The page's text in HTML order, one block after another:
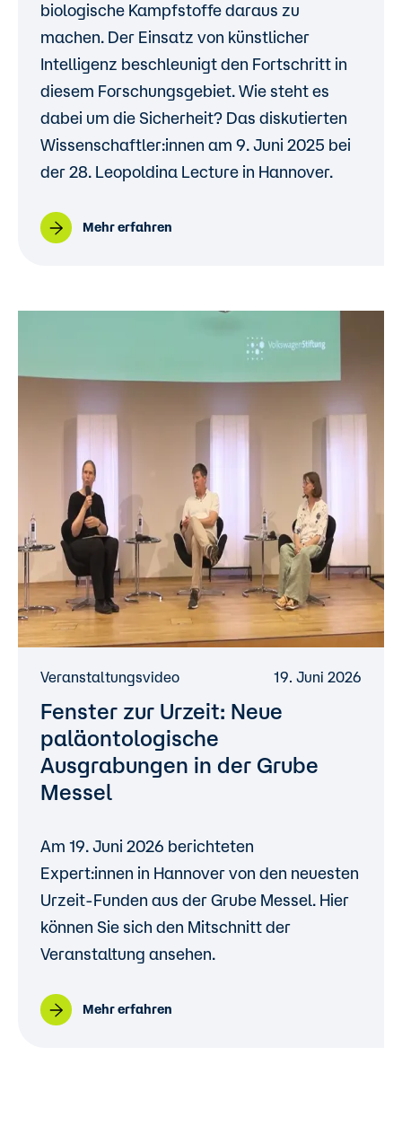
biologische Kampfstoffe daraus zu
machen. Der Einsatz von künstlicher
Intelligenz beschleunigt den Fortschritt in
diesem Forschungsgebiet. Wie steht es
dabei um die Sicherheit? Das diskutierten
Wissenschaftler:innen am 9. Juni 2025 bei
der 28. Leopoldina Lecture in Hannover.
Mehr erfahren
Veranstaltungsvideo 19. Juni 2026
Fenster zur Urzeit: Neue
paläontologische
Ausgrabungen in der Grube
Messel
Am 19. Juni 2026 berichteten
Expert:innen in Hannover von den neuesten
Urzeit-Funden aus der Grube Messel. Hier
können Sie sich den Mitschnitt der
Veranstaltung ansehen.
Mehr erfahren